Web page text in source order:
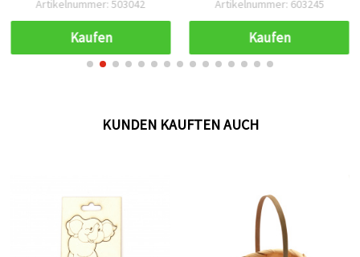
Artikelnummer: 503042
Kaufen
Artikelnummer: 603245
Kaufen
KUNDEN KAUFTEN AUCH